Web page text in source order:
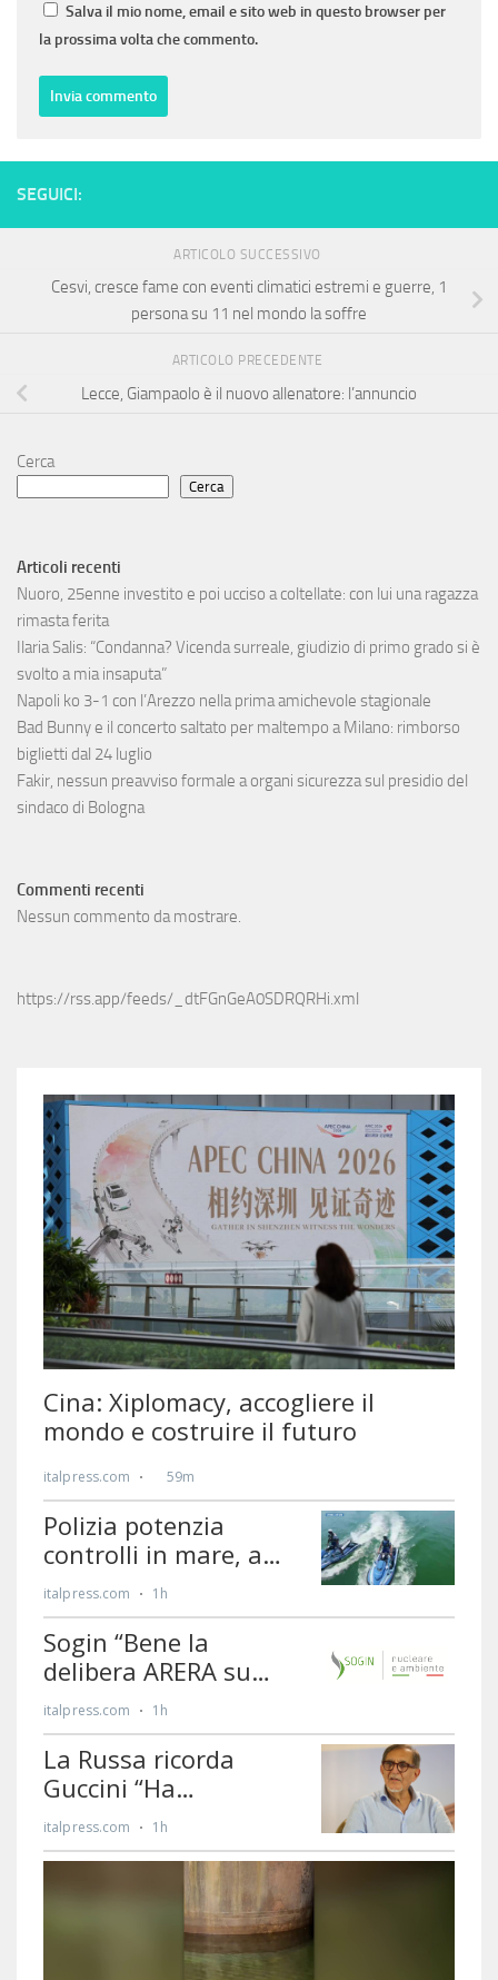
Salva il mio nome, email e sito web in questo browser per
la prossima volta che commento.
SEGUICI:
ARTICOLO SUCCESSIVO
Cesvi, cresce fame con eventi climatici estremi e guerre, 1
persona su 11 nel mondo la soffre
ARTICOLO PRECEDENTE
Lecce, Giampaolo è il nuovo allenatore: l’annuncio
Cerca
Cerca
Articoli recenti
Nuoro, 25enne investito e poi ucciso a coltellate: con lui una ragazza
rimasta ferita
Ilaria Salis: “Condanna? Vicenda surreale, giudizio di primo grado si è
svolto a mia insaputa”
Napoli ko 3-1 con l’Arezzo nella prima amichevole stagionale
Bad Bunny e il concerto saltato per maltempo a Milano: rimborso
biglietti dal 24 luglio
Fakir, nessun preavviso formale a organi sicurezza sul presidio del
sindaco di Bologna
Commenti recenti
Nessun commento da mostrare.
https://rss.app/feeds/_dtFGnGeA0SDRQRHi.xml